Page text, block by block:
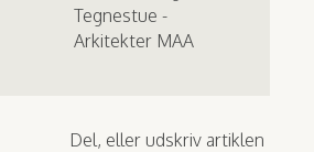
Tegnestue -
Arkitekter MAA
Del, eller udskriv artiklen